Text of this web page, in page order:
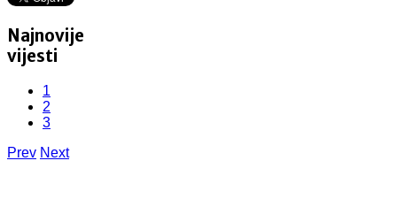
Najnovije
vijesti
1
2
3
Prev Next